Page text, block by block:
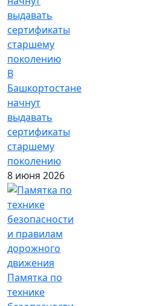
В
Башкортостане
начнут
выдавать
сертификаты
старшему
поколению
8 июня 2026
Памятка по
технике